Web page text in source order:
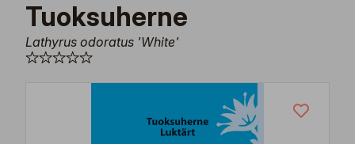
Tuoksuherne
Lathyrus odoratus 'White'